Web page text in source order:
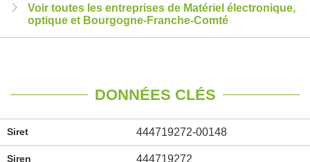
Voir toutes les entreprises de Matériel électronique,
optique et Bourgogne-Franche-Comté
DONNÉES CLÉS
Siret 444719272-00148
Siren 444719272